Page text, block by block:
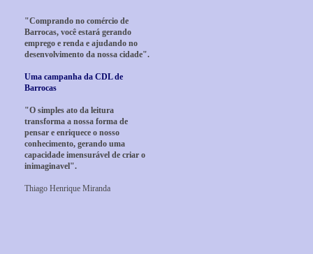
"Comprando no comércio de
Barrocas, você estará gerando
emprego e renda e ajudando no
desenvolvimento da nossa cidade".
Uma campanha da CDL de
Barrocas
"O simples ato da leitura
transforma a nossa forma de
pensar e enriquece o nosso
conhecimento, gerando uma
capacidade imensurável de criar o
inimaginavel".
Thiago Henrique Miranda